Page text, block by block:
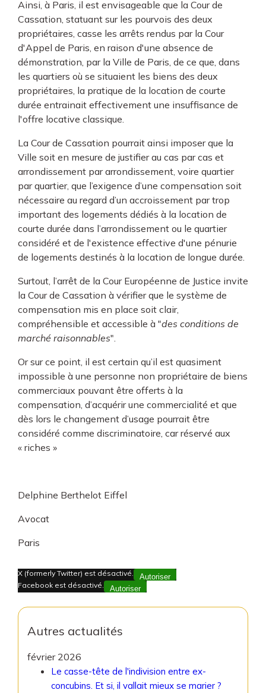
Ainsi, à Paris, il est envisageable que la Cour de
Cassation, statuant sur les pourvois des deux
propriétaires, casse les arrêts rendus par la Cour
d'Appel de Paris, en raison d'une absence de
démonstration, par la Ville de Paris, de ce que, dans
les quartiers où se situaient les biens des deux
propriétaires, la pratique de la location de courte
durée entrainait effectivement une insuffisance de
l'offre locative classique.
La Cour de Cassation pourrait ainsi imposer que la
Ville soit en mesure de justifier au cas par cas et
arrondissement par arrondissement, voire quartier
par quartier, que l’exigence d’une compensation soit
nécessaire au regard d’un accroissement par trop
important des logements dédiés à la location de
courte durée dans l’arrondissement ou le quartier
considéré et de l'existence effective d'une pénurie
de logements destinés à la location de longue durée.
Surtout, l’arrêt de la Cour Européenne de Justice invite
la Cour de Cassation à vérifier que le système de
compensation mis en place soit clair,
compréhensible et accessible à "des conditions de
marché raisonnables".
Or sur ce point, il est certain qu’il est quasiment
impossible à une personne non propriétaire de biens
commerciaux pouvant être offerts à la
compensation, d’acquérir une commercialité et que
dès lors le changement d’usage pourrait être
considéré comme discriminatoire, car réservé aux
« riches »
Delphine Berthelot Eiffel
Avocat
Paris
X (formerly Twitter) est désactivé.
Autoriser
Facebook est désactivé.
Autoriser
Autres actualités
février 2026
Le casse-tête de l'indivision entre ex-
concubins. Et si, il vallait mieux se marier ?